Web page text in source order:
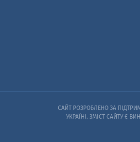
САЙТ РОЗРОБЛЕНО ЗА
УКРАЇНІ. ЗМІСТ САЙТУ Є